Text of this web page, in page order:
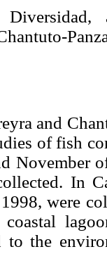
and
of fish
November
In
were
coastal
to the